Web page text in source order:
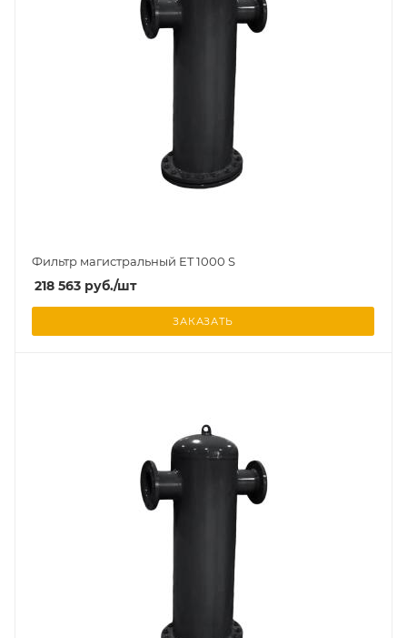
Фильтр магистральный ET 1000 S
218 563 руб./шт
ЗАКАЗАТЬ